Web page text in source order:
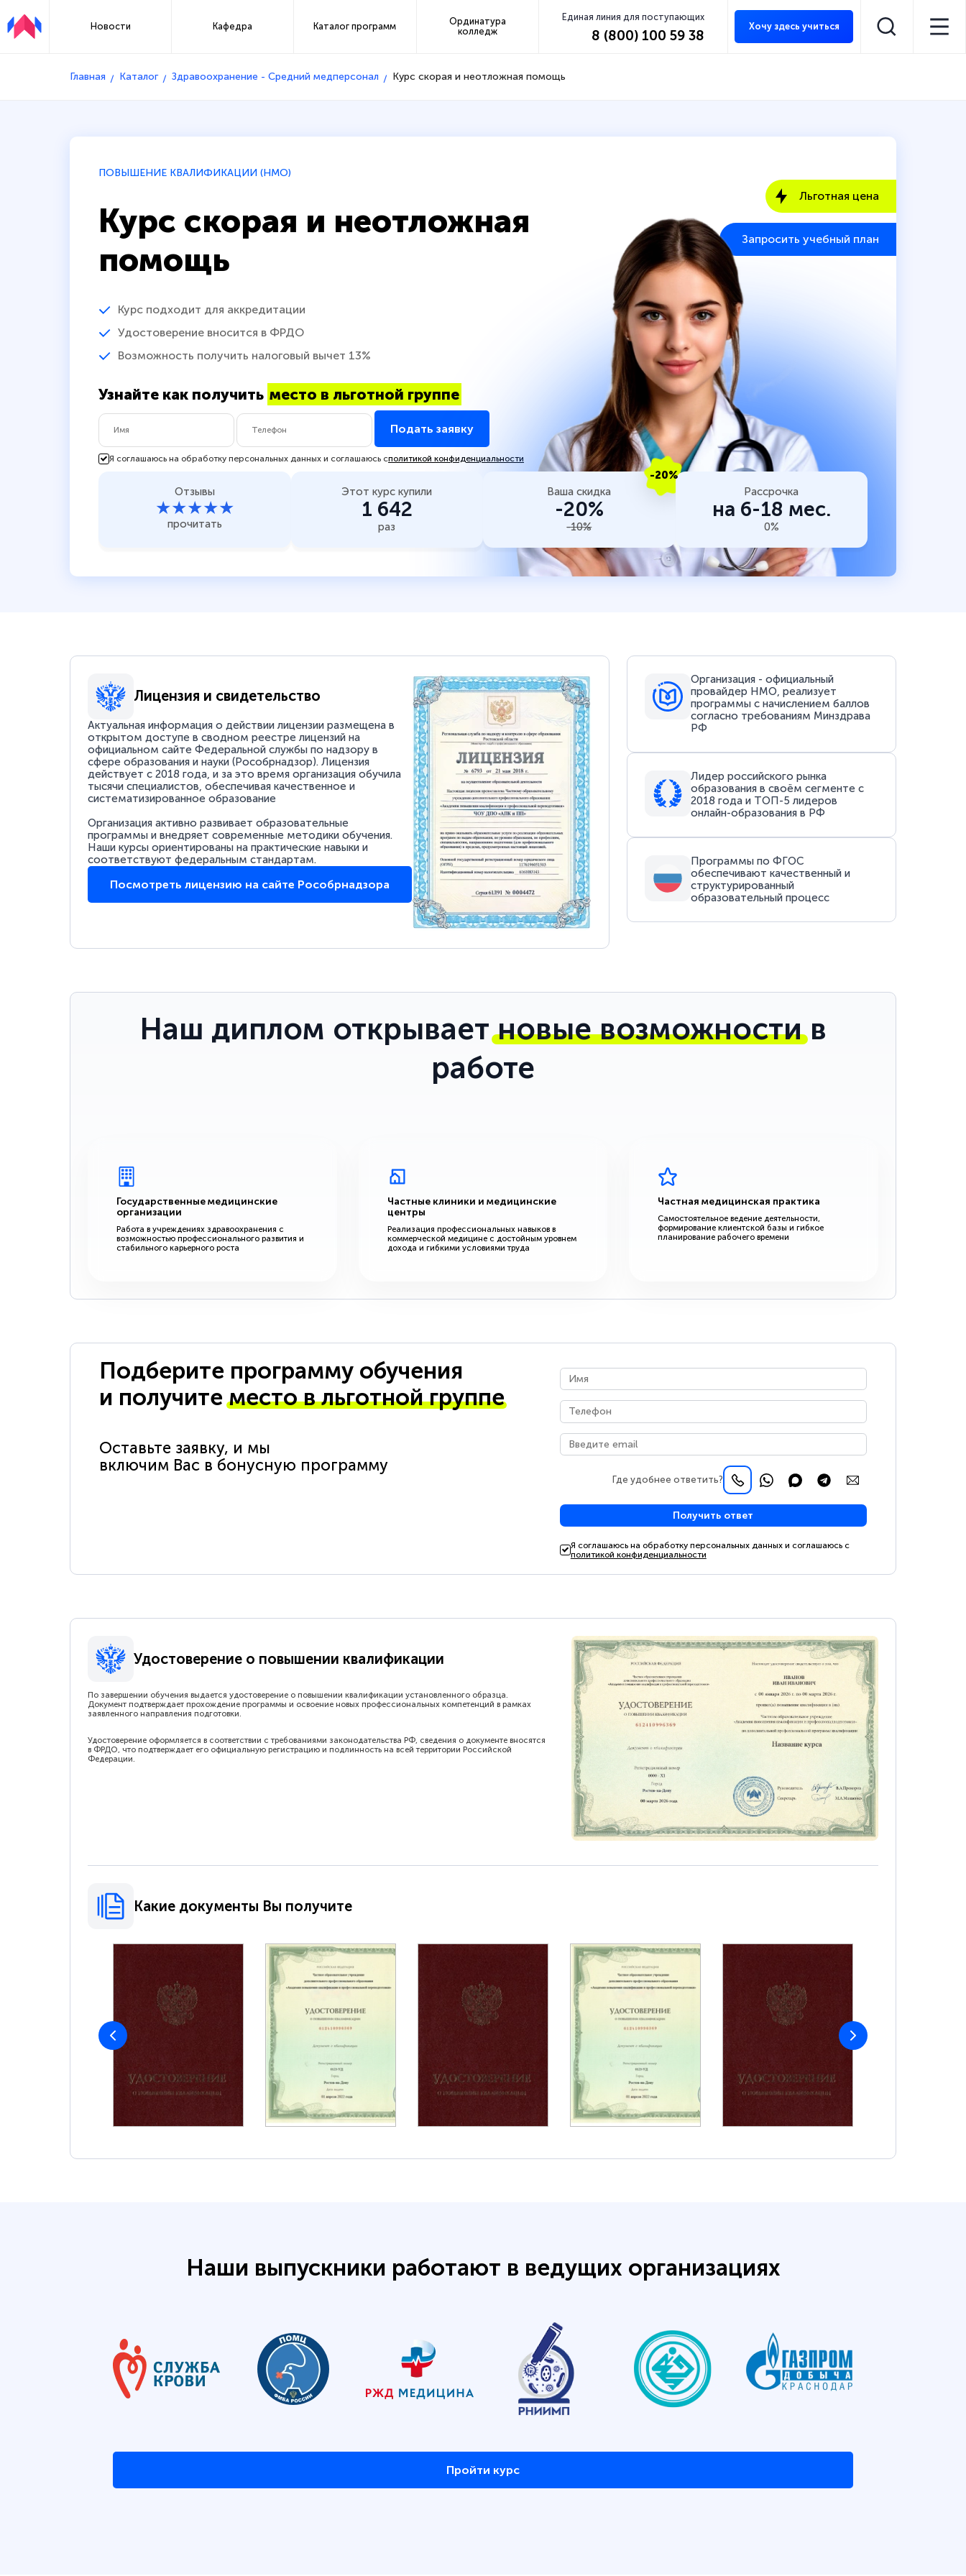
Новости Кафедра Каталог программ
Ординатура
колледж
Единая линия для поступающих
8 (800) 100 59 38
Хочу здесь учиться
Главная Каталог Здравоохранение - Средний медперсонал Курс скорая и неотложная помощь
ПОВЫШЕНИЕ КВАЛИФИКАЦИИ (НМО)
Курс скорая и неотложная
помощь
Курс подходит для аккредитации
Удостоверение вносится в ФРДО
Возможность получить налоговый вычет 13%
Узнайте как получить место в льготной группе
Подать заявку
Я соглашаюсь на обработку персональных данных и соглашаюсь сполитикой конфиденциальности
Льготная цена
Запросить учебный план
Отзывы
★★★★★
прочитать
Этот курс купили
1 642
раз
-20%
Ваша скидка
-20%
-10%
Рассрочка
на 6-18 мес.
0%
Лицензия и свидетельство
Актуальная информация о действии лицензии размещена в
открытом доступе в сводном реестре лицензий на
официальном сайте Федеральной службы по надзору в
сфере образования и науки (Рособрнадзор). Лицензия
действует с 2018 года, и за это время организация обучила
тысячи специалистов, обеспечивая качественное и
систематизированное образование
Организация активно развивает образовательные
программы и внедряет современные методики обучения.
Наши курсы ориентированы на практические навыки и
соответствуют федеральным стандартам.
Посмотреть лицензию на сайте Рособрнадзора
Организация - официальный
провайдер НМО, реализует
программы с начислением баллов
согласно требованиям Минздрава
РФ
Лидер российского рынка
образования в своём сегменте с
2018 года и ТОП-5 лидеров
онлайн-образования в РФ
Программы по ФГОС
обеспечивают качественный и
структурированный
образовательный процесс
Наш диплом открываетновые возможностив
работе
Государственные медицинские
организации
Работа в учреждениях здравоохранения с
возможностью профессионального развития и
стабильного карьерного роста
Частные клиники и медицинские
центры
Реализация профессиональных навыков в
коммерческой медицине с достойным уровнем
дохода и гибкими условиями труда
Частная медицинская практика
Самостоятельное ведение деятельности,
формирование клиентской базы и гибкое
планирование рабочего времени
Подберите программу обучения
и получитеместо в льготной группе
Оставьте заявку, и мы
включим Вас в бонусную программу
Где удобнее ответить?
Получить ответ
Я соглашаюсь на обработку персональных данных и соглашаюсь с
политикой конфиденциальности
Удостоверение о повышении квалификации
По завершении обучения выдается удостоверение о повышении квалификации установленного образца.
Документ подтверждает прохождение программы и освоение новых профессиональных компетенций в рамках
заявленного направления подготовки.
Удостоверение оформляется в соответствии с требованиями законодательства РФ, сведения о документе вносятся
в ФРДО, что подтверждает его официальную регистрацию и подлинность на всей территории Российской
Федерации.
Какие документы Вы получите
Наши выпускники работают в ведущих организациях
Пройти курс